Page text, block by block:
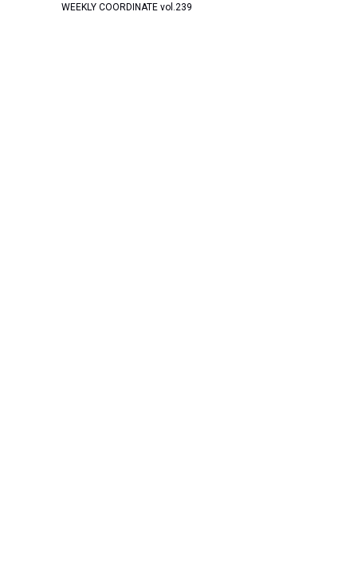
WEEKLY COORDINATE vol.239